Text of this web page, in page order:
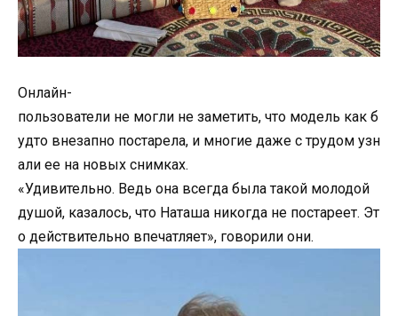
Онлайн-
пользователи не могли не заметить, что модель как б
удто внезапно постарела, и многие даже с трудом узн
али ее на новых снимках.
«Удивительно. Ведь она всегда была такой молодой
душой, казалось, что Наташа никогда не постареет. Эт
о действительно впечатляет», говорили они.